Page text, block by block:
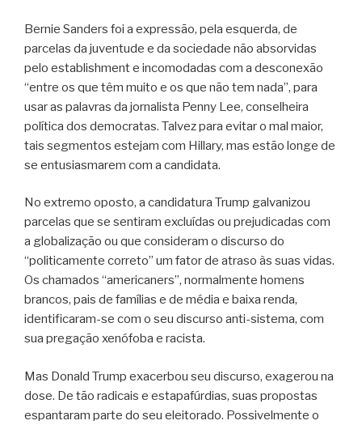
Bernie Sanders foi a expressão, pela esquerda, de
parcelas da juventude e da sociedade não absorvidas
pelo establishment e incomodadas com a desconexão
“entre os que têm muito e os que não tem nada”, para
usar as palavras da jornalista Penny Lee, conselheira
política dos democratas. Talvez para evitar o mal maior,
tais segmentos estejam com Hillary, mas estão longe de
se entusiasmarem com a candidata.
No extremo oposto, a candidatura Trump galvanizou
parcelas que se sentiram excluídas ou prejudicadas com
a globalização ou que consideram o discurso do
“politicamente correto” um fator de atraso às suas vidas.
Os chamados “americaners”, normalmente homens
brancos, pais de famílias e de média e baixa renda,
identificaram-se com o seu discurso anti-sistema, com
sua pregação xenófoba e racista.
Mas Donald Trump exacerbou seu discurso, exagerou na
dose. De tão radicais e estapafúrdias, suas propostas
espantaram parte do seu eleitorado. Possivelmente o